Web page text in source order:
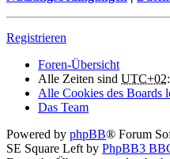
Registrieren
Foren-Übersicht
Alle Zeiten sind
Alle Cookies des Boards
Das Team
Powered by phpBB® Forum
SE Square Left by PhpBB3